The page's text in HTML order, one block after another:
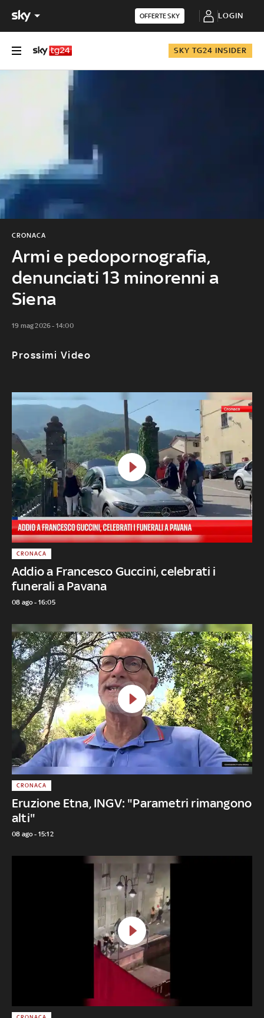
OFFERTE SKY LOGIN
SKY TG24 INSIDER
Armi e pedopornografia,
denunciati 13 minorenni a
Siena
CRONACA
19 mag 2026 - 14:00
Prossimi Video
Addio a Francesco Guccini, celebrati i
funerali a Pavana
CRONACA
08 ago - 16:05
Eruzione Etna, INGV: "Parametri rimangono
alti"
CRONACA
08 ago - 15:12